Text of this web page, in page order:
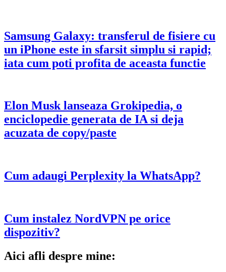
Samsung Galaxy: transferul de fisiere cu
un iPhone este in sfarsit simplu si rapid;
iata cum poti profita de aceasta functie
Elon Musk lanseaza Grokipedia, o
enciclopedie generata de IA si deja
acuzata de copy/paste
Cum adaugi Perplexity la WhatsApp?
Cum instalez NordVPN pe orice
dispozitiv?
Aici afli despre mine: